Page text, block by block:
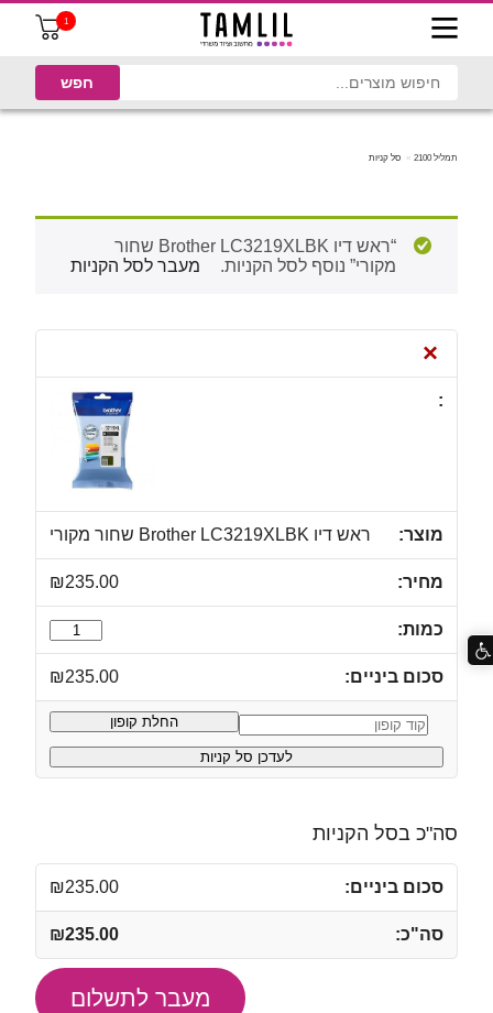
1
תמליל 2100 סל קניות
“ראש דיו Brother LC3219XLBK שחור
מקורי” נוסף לסל הקניות.
מעבר לסל הקניות
×
ראש דיו Brother LC3219XLBK שחור מקורי
₪235.00
כמות
של
ראש
דיו
Brother
₪235.00
קופון: החלת קופון
לעדכן סל קניות
סה"כ בסל הקניות
₪235.00
₪235.00
מעבר לתשלום